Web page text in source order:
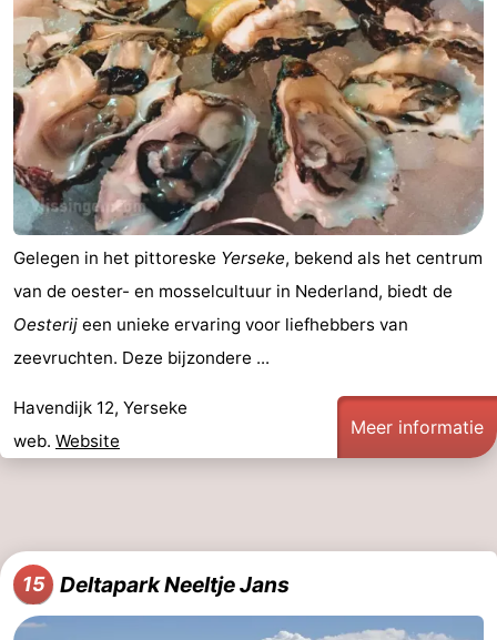
Gelegen in het pittoreske Yerseke, bekend als het centrum
van de oester- en mosselcultuur in Nederland, biedt de
Oesterij een unieke ervaring voor liefhebbers van
zeevruchten. Deze bijzondere ...
Havendijk 12, Yerseke
web. Website
Meer informatie
15 Deltapark Neeltje Jans